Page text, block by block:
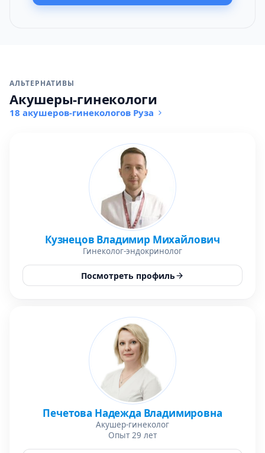
АЛЬТЕРНАТИВЫ
Акушеры-гинекологи
18 акушеров-гинекологов Руза
Кузнецов Владимир Михайлович
Гинеколог-эндокринолог
Посмотреть профиль
Печетова Надежда Владимировна
Акушер-гинеколог
Опыт 29 лет